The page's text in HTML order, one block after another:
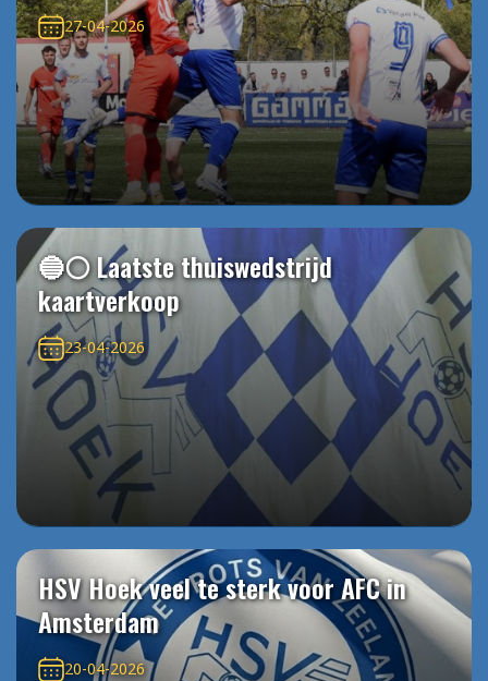
27-04-2026
🔵⚪️ Laatste thuiswedstrijd
kaartverkoop
23-04-2026
HSV Hoek veel te sterk voor AFC in
Amsterdam
20-04-2026